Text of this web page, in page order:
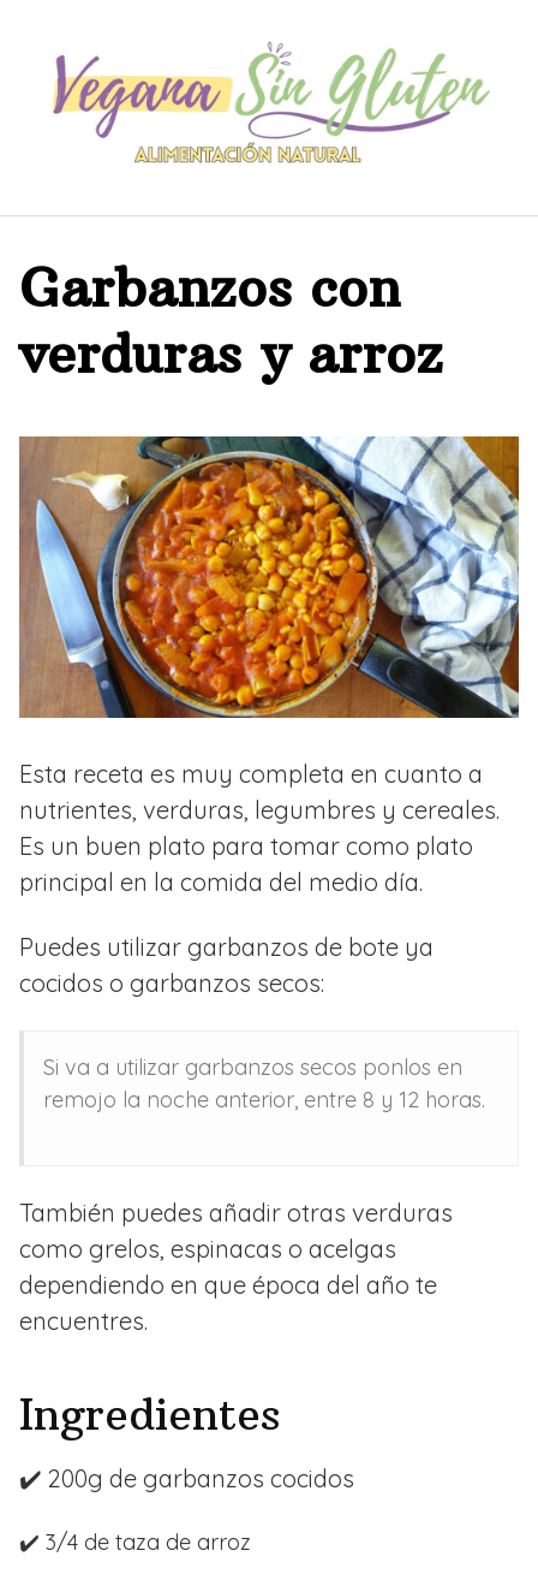
contenido
Garbanzos con
verduras y arroz
Esta receta es muy completa en cuanto a
nutrientes, verduras, legumbres y cereales.
Es un buen plato para tomar como plato
principal en la comida del medio día.
Puedes utilizar garbanzos de bote ya
cocidos o garbanzos secos:
Si va a utilizar garbanzos secos ponlos en
remojo la noche anterior, entre 8 y 12 horas.
También puedes añadir otras verduras
como grelos, espinacas o acelgas
dependiendo en que época del año te
encuentres.
Ingredientes
✔️ 200g de garbanzos cocidos
✔️ 3/4 de taza de arroz